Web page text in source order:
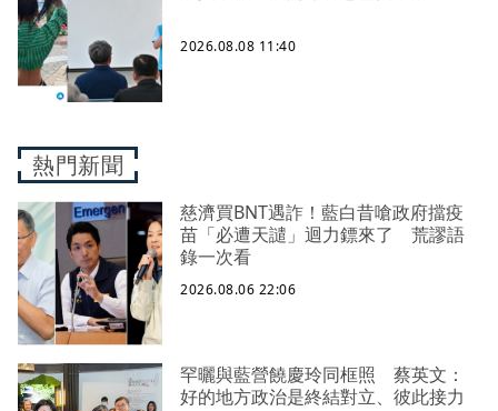
2026.08.08 11:40
熱門新聞
慈濟買BNT遇詐！藍白昔嗆政府擋疫
苗「必遭天譴」迴力鏢來了 荒謬語
錄一次看
2026.08.06 22:06
罕曬與藍營饒慶玲同框照 蔡英文：
好的地方政治是終結對立、彼此接力